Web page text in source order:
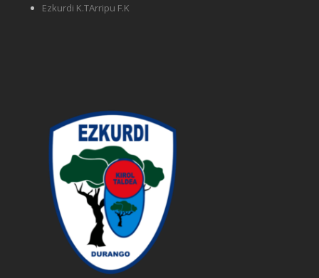
Ezkurdi K.TArripu F.K